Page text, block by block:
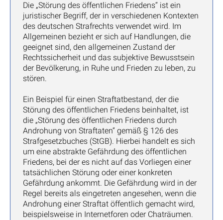
Die „Störung des öffentlichen Friedens“ ist ein
juristischer Begriff, der in verschiedenen Kontexten
des deutschen Strafrechts verwendet wird. Im
Allgemeinen bezieht er sich auf Handlungen, die
geeignet sind, den allgemeinen Zustand der
Rechtssicherheit und das subjektive Bewusstsein
der Bevölkerung, in Ruhe und Frieden zu leben, zu
stören.
Ein Beispiel für einen Straftatbestand, der die
Störung des öffentlichen Friedens beinhaltet, ist
die „Störung des öffentlichen Friedens durch
Androhung von Straftaten“ gemäß § 126 des
Strafgesetzbuches (StGB). Hierbei handelt es sich
um eine abstrakte Gefährdung des öffentlichen
Friedens, bei der es nicht auf das Vorliegen einer
tatsächlichen Störung oder einer konkreten
Gefährdung ankommt. Die Gefährdung wird in der
Regel bereits als eingetreten angesehen, wenn die
Androhung einer Straftat öffentlich gemacht wird,
beispielsweise in Internetforen oder Chaträumen.